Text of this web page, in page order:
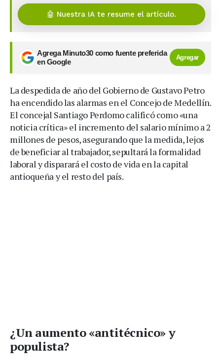
🤖 Nuestra IA te resume el artículo.
Agrega Minuto30 como fuente preferida
en Google
Agregar
La despedida de año del Gobierno de Gustavo Petro
ha encendido las alarmas en el Concejo de Medellín.
El concejal Santiago Perdomo calificó como «una
noticia crítica» el incremento del salario mínimo a 2
millones de pesos, asegurando que la medida, lejos
de beneficiar al trabajador, sepultará la formalidad
laboral y disparará el costo de vida en la capital
antioqueña y el resto del país.
¿Un aumento «antitécnico» y
populista?